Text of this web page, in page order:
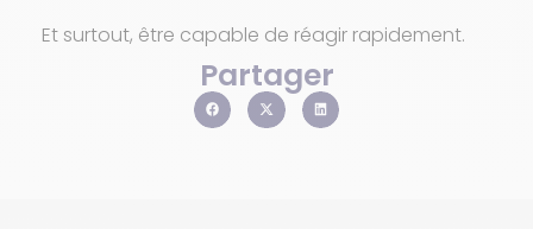
Et surtout, être capable de réagir rapidement.
Partager